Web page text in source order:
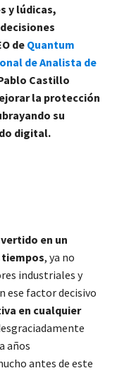
y lúdicas,
de Quantum
de Analista de
Castillo
la protección
su
digital.
en un
, ya no
industriales y
ese factor decisivo
en cualquier
años
antes de este